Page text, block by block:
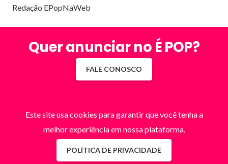
Redação EPopNaWeb
Quer anunciar no É POP?
FALE CONOSCO
Este site usa cookies para garantir que você tenha a
melhor experiência em nossa plataforma.
POLÍTICA DE PRIVACIDADE